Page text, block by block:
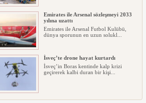
Emirates ile Arsenal sözleşmeyi 2033
yılına uzattı
Emirates ile Arsenal Futbol Kulübü,
dünya sporunun en uzun solukl...
İsveç’te drone hayat kurtardı
İsveç’in Boras kentinde kalp krizi
geçirerek kalbi duran bir kişi...
Ryanair kış sezonunda Fas’ta rekor